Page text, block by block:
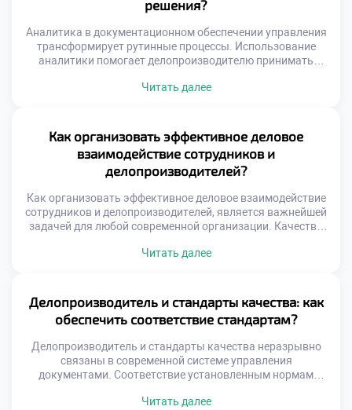
бумаги […]
решения?
Аналитика в документационном обеспечении управления
трансформирует рутинные процессы. Использование
аналитики помогает делопроизводителю принимать
данные заменяют интуитивные догадки в современной
Это повышает качество управленческих решений и
снижает риски ошибок. Современный документооборот
генерирует огромное количество структурированной
информации. Простая регистрация документов уже […]
Читать далее
Как организовать эффективное деловое
взаимодействие сотрудников и
делопроизводителей?
Как организовать эффективное деловое взаимодействие
сотрудников и делопроизводителей, является важнейшей
задачей для любой современной организации. Качество
работы всего коллектива. Делопроизводитель не может
задержки и конфликты. Эффективное взаимодействие
строится на четких правилах и взаимном уважении.
Понимание ролей каждого участника процесса устраняет
Читать далее
Делопроизводитель и стандарты качества: как
обеспечить соответствие стандартам?
Делопроизводитель и стандарты качества неразрывно
связаны в современной системе управления
документами. Соответствие установленным нормам
любого специалиста. Без соблюдения стандартов
Читать далее